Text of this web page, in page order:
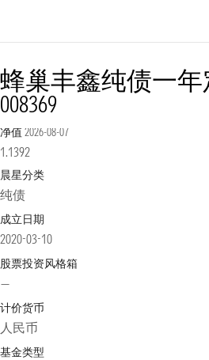
蜂巢丰鑫纯债一
008369
净值 2026-08-07
1.1392
晨星分类
纯债
成立日期
2020-03-10
股票投资风格箱
—
计价货币
人民币
基金类型